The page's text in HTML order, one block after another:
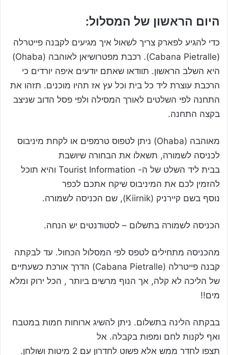
היום הראשון של המסלול:
כדי להגיע לפארק צריך לשאול איך מגיעים לקבנה פייטרלה
(Cabana Pietralle). רכבת מפטרושיאן לאוהבה (Ohaba)
היא השלב הראשון. תוודאו שאתם יודעים איפה יורדים כי
הרכבת עוצרת ליד כל בית וכל עץ אז תהיו מוכנים. תזהו את
התחנה לפי השלטים לאורך המסילה ולפי פסל הדוב שניצב
בקצה התחנה.
מאוהבה (Ohaba) ניתן לטפוס טרמפים או לקחת מיניבוס
לכניסה לשמורה, תשאלו את הבחורה שיושבת
בבית ליד השלט של ה- Tourist Information והיא תוכל
להזמין לכם את המיניבוס שיקח אתכם לכפר
נוסף בשם קיירניק (Kiirnik), שם הכניסה לשמורה.
הכניסה לשמורה בתשלום – לסטודנטים יש הנחה.
מהכניסה מתחילים לטפס לפי המסלול הכחול. עד לבקתה
קבנה פייטרלה (Cabana Pietralle) הדרך אורכת כשעתיים
של הליכה לא קלה, אך הנוף מרשים ביותר , הכל ירוק ומלא
מים!!
בבקתה הלינה בתשלום. ניתן להשיג ארוחות חמות במטבח
ואף לקנות לחם ומפות בקבלה. אל
תצפו לחדר ממש אלא פשוט לחדרון עם 2 מיטות ושולחן.